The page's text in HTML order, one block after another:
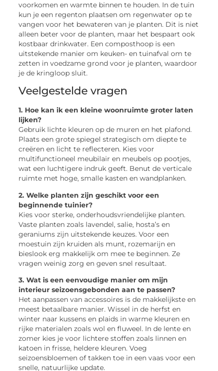
voorkomen en warmte binnen te houden. In de tuin
kun je een regenton plaatsen om regenwater op te
vangen voor het bewateren van je planten. Dit is niet
alleen beter voor de planten, maar het bespaart ook
kostbaar drinkwater. Een composthoop is een
uitstekende manier om keuken- en tuinafval om te
zetten in voedzame grond voor je planten, waardoor
je de kringloop sluit.
Veelgestelde vragen
1. Hoe kan ik een kleine woonruimte groter laten
lijken?
Gebruik lichte kleuren op de muren en het plafond.
Plaats een grote spiegel strategisch om diepte te
creëren en licht te reflecteren. Kies voor
multifunctioneel meubilair en meubels op pootjes,
wat een luchtigere indruk geeft. Benut de verticale
ruimte met hoge, smalle kasten en wandplanken.
2. Welke planten zijn geschikt voor een
beginnende tuinier?
Kies voor sterke, onderhoudsvriendelijke planten.
Vaste planten zoals lavendel, salie, hosta’s en
geraniums zijn uitstekende keuzes. Voor een
moestuin zijn kruiden als munt, rozemarijn en
bieslook erg makkelijk om mee te beginnen. Ze
vragen weinig zorg en geven snel resultaat.
3. Wat is een eenvoudige manier om mijn
interieur seizoensgebonden aan te passen?
Het aanpassen van accessoires is de makkelijkste en
meest betaalbare manier. Wissel in de herfst en
winter naar kussens en plaids in warme kleuren en
rijke materialen zoals wol en fluweel. In de lente en
zomer kies je voor lichtere stoffen zoals linnen en
katoen in frisse, heldere kleuren. Voeg
seizoensbloemen of takken toe in een vaas voor een
snelle, natuurlijke update.